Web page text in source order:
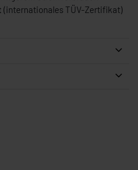
(internationales TÜV-Zertifikat)